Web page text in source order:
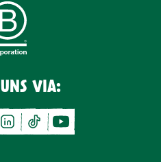
VIA:
linkedintiktok youtube